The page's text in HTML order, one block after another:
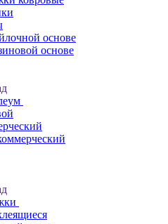
основе
основе